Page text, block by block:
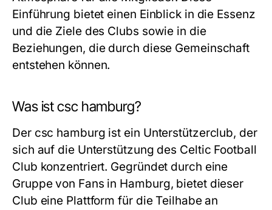
Einführung bietet einen Einblick in die Essenz
und die Ziele des Clubs sowie in die
Beziehungen, die durch diese Gemeinschaft
entstehen können.
Was ist csc hamburg?
Der csc hamburg ist ein Unterstützerclub, der
sich auf die Unterstützung des Celtic Football
Club konzentriert. Gegründet durch eine
Gruppe von Fans in Hamburg, bietet dieser
Club eine Plattform für die Teilhabe an